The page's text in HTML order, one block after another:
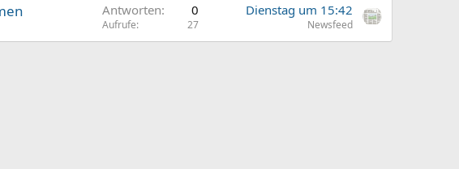
Antworten 0
Aufrufe 27
Dienstag um 15:42
Newsfeed